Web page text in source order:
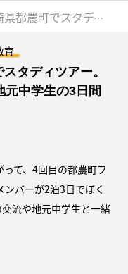
都市立日吉ケ丘高校18名と地元中学生の3日間
育
タディツアー。
元中学生の3日間
て、4回目の都農町フ
バーが2泊3日でぼく
流や地元中学生と一緒